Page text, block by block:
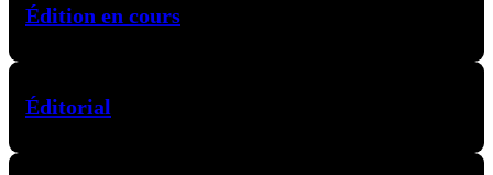
Édition en cours
Éditorial